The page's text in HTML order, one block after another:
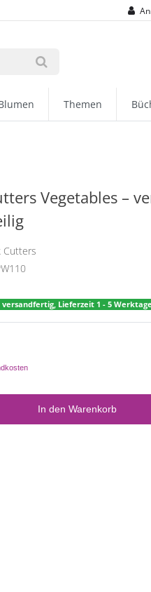
Themen
Vegetables –
Cutters
Lieferzeit 1 - 5 Werktage
In den Warenkorb